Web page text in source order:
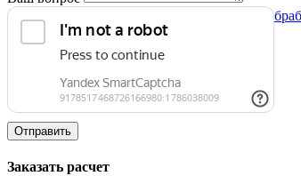
Нажимая на кнопку, я даю согласие на
Отправить
Заказать расчет